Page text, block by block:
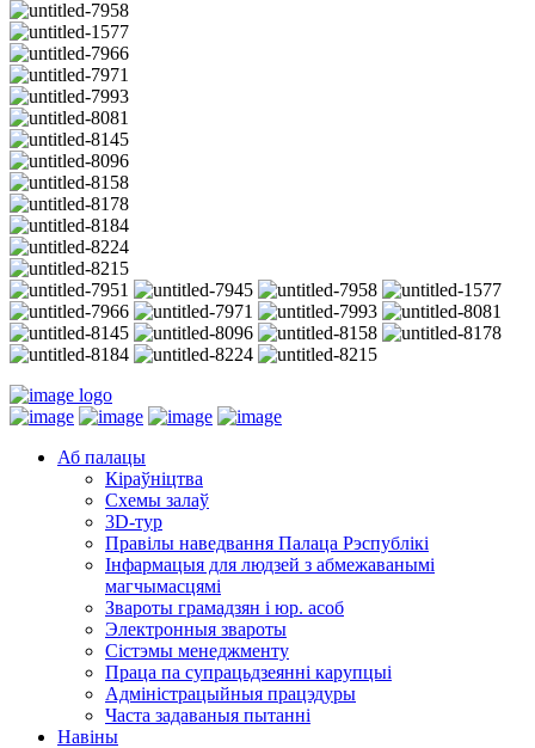
Аб палацы
Кіраўніцтва
Схемы залаў
3D-тур
Правілы наведвання Палаца Рэспублікі
Інфармацыя для людзей з абмежаванымі
магчымасцямі
Звароты грамадзян і юр. асоб
Электронныя звароты
Сістэмы менеджменту
Праца па супрацьдзеянні карупцыі
Адміністрацыйныя працэдуры
Часта задаваныя пытанні
Навіны